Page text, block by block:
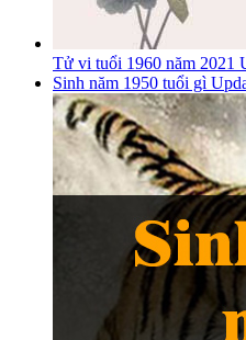
Tử vi tuổi 1960 năm 2021
Sinh năm 1950 tuổi gì